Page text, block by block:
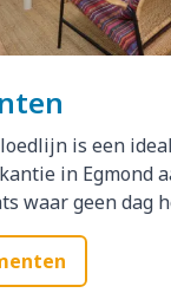
is een
in Egmond
waar geen dag